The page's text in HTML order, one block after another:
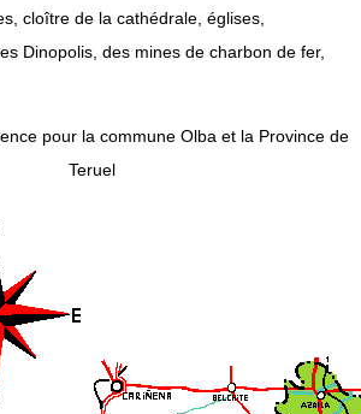
cloître de la cathédrale, églises,
Dinopolis, des mines de charbon de fer,
pour la commune Olba et la Province de
Teruel